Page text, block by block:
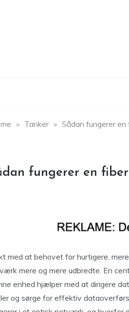
» Tanker » Sådan fungerer
fungerer en
med at behovet for hurtigere,
mere og mere udbredte. En
enhed hjælper med at dirigere
og sørge for effektiv